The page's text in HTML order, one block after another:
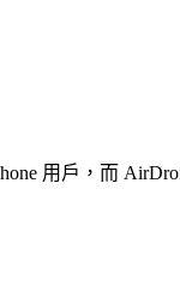
用戶，而